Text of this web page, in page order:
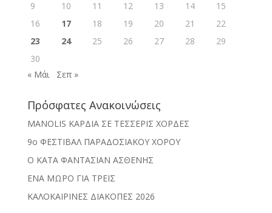
9
10 11 12 13 14
15
16
17 18 19 20 21
22
23
24 25 26 27 28
29
30
« Μάι
Σεπ »
Πρόσφατες Ανακοινώσεις
MANOLIS ΚΑΡΔΙΑ ΣΕ ΤΕΣΣΕΡΙΣ ΧΟΡΔΕΣ
9ο ΦΕΣΤΙΒΑΛ ΠΑΡΑΔΟΣΙΑΚΟΥ ΧΟΡΟΥ
Ο ΚΑΤΑ ΦΑΝΤΑΣΙΑΝ ΑΣΘΕΝΗΣ
ΕΝΑ ΜΩΡΟ ΓΙΑ ΤΡΕΙΣ
ΚΑΛΟΚΑΙΡΙΝΕΣ ΔΙΑΚΟΠΕΣ 2026